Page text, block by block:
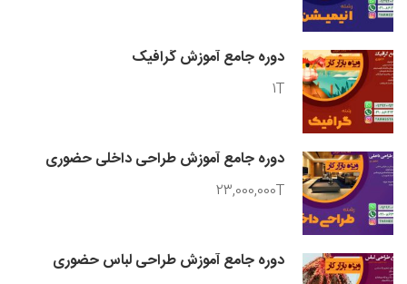
دوره جامع آموزش گرافیک
1T
دوره جامع آموزش طراحی داخلی حضوری
23,000,000T
دوره جامع آموزش طراحی لباس حضوری